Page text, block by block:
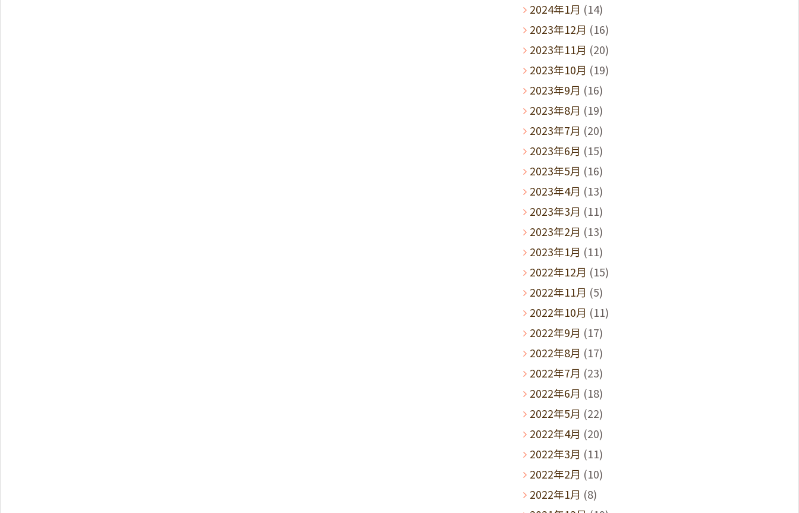
2024年1月 (14)
2023年12月 (16)
2023年11月 (20)
2023年10月 (19)
2023年9月 (16)
2023年8月 (19)
2023年7月 (20)
2023年6月 (15)
2023年5月 (16)
2023年4月 (13)
2023年3月 (11)
2023年2月 (13)
2023年1月 (11)
2022年12月 (15)
2022年11月 (5)
2022年10月 (11)
2022年9月 (17)
2022年8月 (17)
2022年7月 (23)
2022年6月 (18)
2022年5月 (22)
2022年4月 (20)
2022年3月 (11)
2022年2月 (10)
2022年1月 (8)